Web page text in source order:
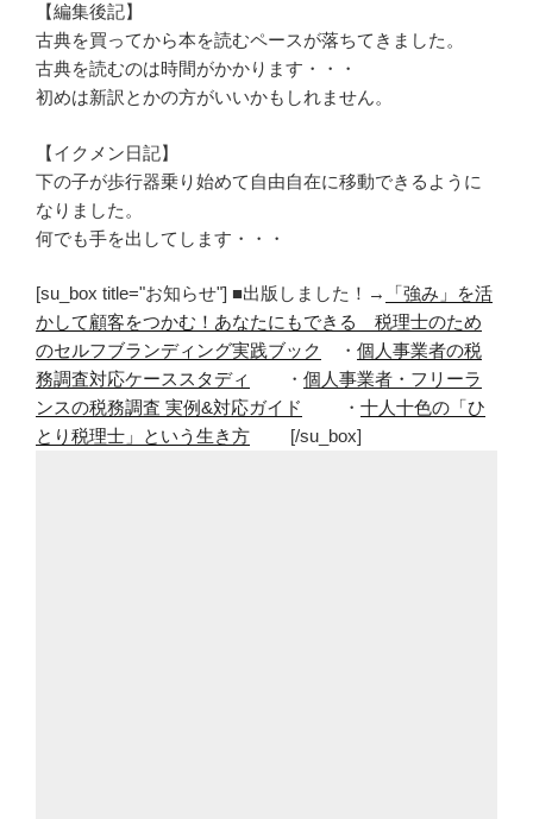
【編集後記】
古典を買ってから本を読むペースが落ちてきました。
古典を読むのは時間がかかります・・・
初めは新訳とかの方がいいかもしれません。
【イクメン日記】
下の子が歩行器乗り始めて自由自在に移動できるように
なりました。
何でも手を出してします・・・
[su_box title="お知らせ"] ■出版しました！→
「強み」を活
かして顧客をつかむ！あなたにもできる 税理士のため
のセルフブランディング実践ブック
・ 個人事業者の税
務調査対応ケーススタディ
・ 個人事業者・フリーラ
ンスの税務調査 実例&対応ガイド
・ 十人十色の「ひ
とり税理士」という生き方 [/su_box]